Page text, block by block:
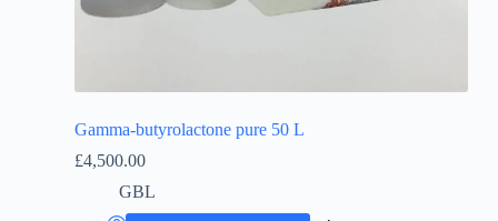
Gamma-butyrolactone pure 50 L
£4,500.00
GBL